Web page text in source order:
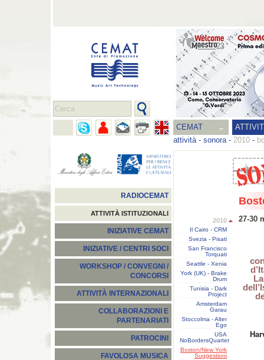
CEMAT
attività- sonora- 2010 -
RADIOCEMAT
ATTIVITÀ ISTITUZIONALI
INIZIATIVE CEMAT
INIZIATIVE / CENTRI SOCI
WORKSHOP / CONVEGNI /
CONCORSI
ATTIVITÀ INTERNAZIONALI
COLLABORAZIONI E
PARTENARIATI
PATROCINI
FAVOLOSA MUSICA
2010
Il Cairo - CRM
Svezia - Pisati
San Francisco
Torquati
Seattle - Xenia
York (UK) - Brake
Drum
Tunisia - Dark
Project
Amsterdam
Garau
Stoccolma - Alter
Ego
USA
NoBordersQuartet
Boston/New York
Suggestioni
27-30